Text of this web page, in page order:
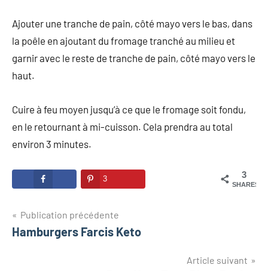
Ajouter une tranche de pain, côté mayo vers le bas, dans
la poêle en ajoutant du fromage tranché au milieu et
garnir avec le reste de tranche de pain, côté mayo vers le
haut.
Cuire à feu moyen jusqu’à ce que le fromage soit fondu,
en le retournant à mi-cuisson. Cela prendra au total
environ 3 minutes.
3
SHARES
3
Navigation
de
Publication précédente
Hamburgers Farcis Keto
Article suivant